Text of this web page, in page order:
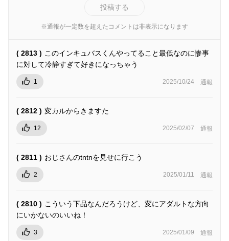
投稿する
※通報が一定数を超えたコメントは非表示になります
( 2813 ) このインキュバスくんやってること最低なのに惨事
に対して冷静すぎて好きになっちゃう
1 2025/10/24 通報
( 2812 ) 変カルからきますた
12 2025/02/07 通報
( 2811 ) おじさんのtntnを見せに行こう
2 2025/01/11 通報
( 2810 ) こういう下品なんだろうけど、変にアダルトな方向
にいかないのいいね！
3 2025/01/09 通報